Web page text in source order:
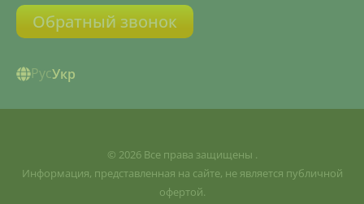
Обратный звонок
РусУкр
© 2026 Все права защищены .
Информация, представленная на сайте, не является публичной
офертой.